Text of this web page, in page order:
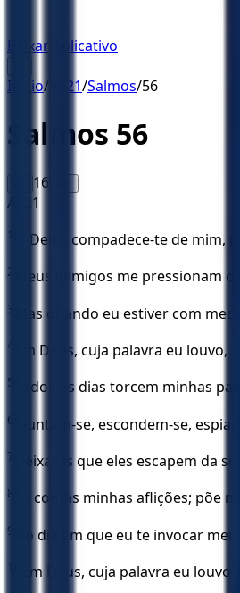
Baixar Aplicativo
Início/ AS21/Salmos/56
Salmos 56
16 A+
AS21
1 Ó Deus, compadece-te de
2 Meus inimigos me pressionam
3 Mas quando eu estiver com
4 Em Deus, cuja palavra eu
5 Todos os dias torcem minhas
6 Ajuntam-se, escondem-se,
7 Deixarás que eles escapem da
8 Tu contas minhas aflições; põe
9 No dia em que eu te invocar
10 Em Deus, cuja palavra eu